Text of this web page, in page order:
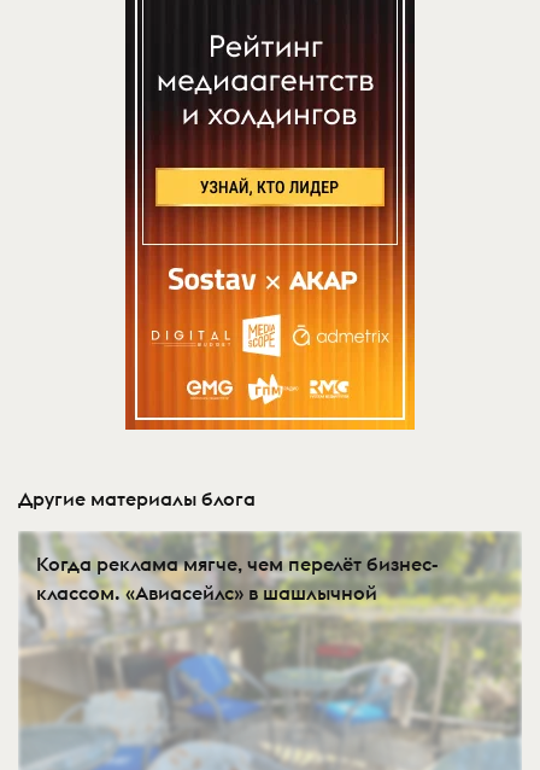
Другие материалы блога
Когда реклама мягче, чем перелёт бизнес-
классом. «Авиасейлс» в шашлычной